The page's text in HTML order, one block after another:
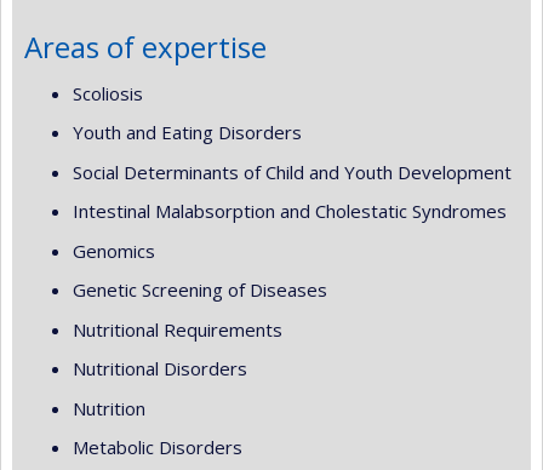
Areas of expertise
Scoliosis
Youth and Eating Disorders
Social Determinants of Child and Youth Development
Intestinal Malabsorption and Cholestatic Syndromes
Genomics
Genetic Screening of Diseases
Nutritional Requirements
Nutritional Disorders
Nutrition
Metabolic Disorders